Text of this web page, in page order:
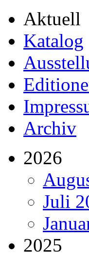
Aktuell
Katalog
Archiv
2026
Juli
2025